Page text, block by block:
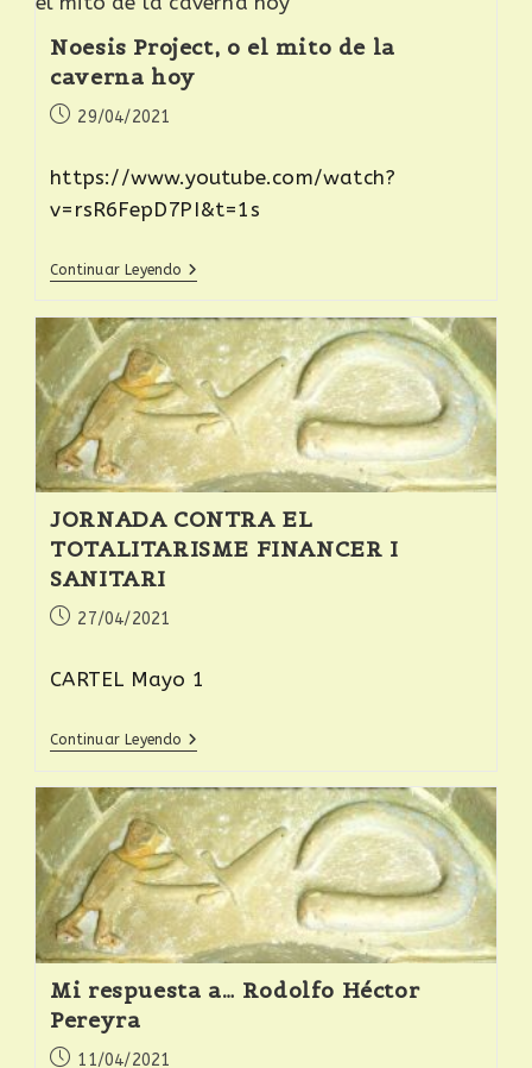
Noesis Project, o el mito de la
caverna hoy
29/04/2021
https://www.youtube.com/watch?
v=rsR6FepD7PI&t=1s
Continuar Leyendo
JORNADA CONTRA EL
TOTALITARISME FINANCER I
SANITARI
27/04/2021
CARTEL Mayo 1
Continuar Leyendo
Mi respuesta a… Rodolfo Héctor
Pereyra
11/04/2021